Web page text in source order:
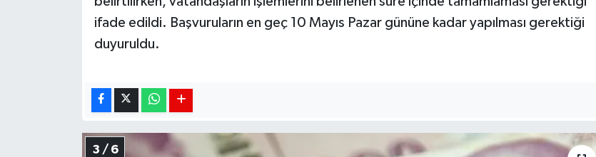
ifade edildi. Başvuruların en geç 10 Mayıs Pazar gününe kadar yapılması gerektiği
duyuruldu.
3 / 6